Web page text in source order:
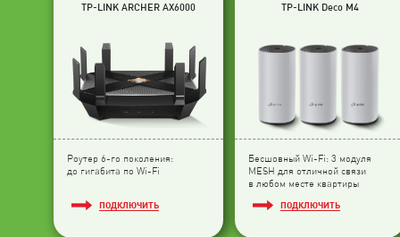
TP-LINK ARCHER AX6000
Роутер 6-го поколения:
до гигабита по Wi-Fi
ПОДКЛЮЧИТЬ
TP-LINK Deco M4
Бесшовный Wi-Fi: 3 модуля
МESH для отличной связи
в любом месте квартиры
ПОДКЛЮЧИТЬ